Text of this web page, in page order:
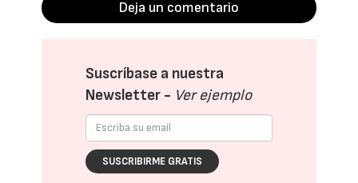
Deja un comentario
Suscríbase a nuestra
Newsletter - Ver ejemplo
SUSCRIBIRME GRATIS